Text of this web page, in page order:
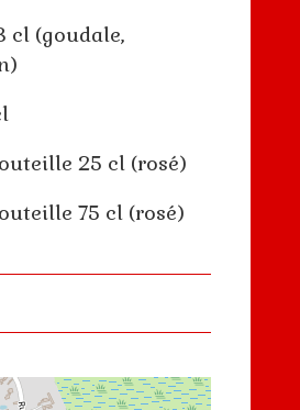
cl (goudale,
25 cl (rosé)
75 cl (rosé)